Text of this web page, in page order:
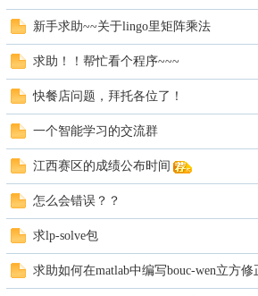
新手求助~~关于lingo里矩阵乘法
求助！！帮忙看个程序~~~
快餐店问题，拜托各位了！
一个智能学习的交流群
江西赛区的成绩公布时间
怎么会错误？？
求lp-solve包
求助如何在matlab中编写bouc-wen立方修